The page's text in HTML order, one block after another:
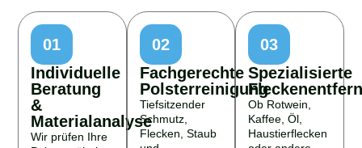
01
Individuelle
Beratung
&
Materialanalyse
Wir prüfen Ihre
02
Fachgerechte
Polsterreinigung
Tiefsitzender
Schmutz,
Flecken, Staub
und
03
Spezialisierte
Ob Rotwein,
Kaffee, Öl,
Haustierflecken
oder andere